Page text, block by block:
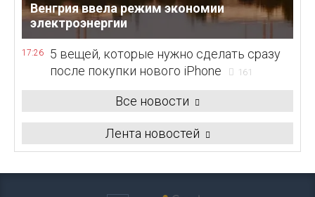
Венгрия ввела режим экономии
электроэнергии
17:26
5 вещей, которые нужно сделать сразу
после покупки нового iPhone
161
Все новости
Лента новостей